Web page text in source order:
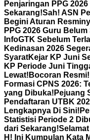
Penjaringan PPG
Sekarang!Sah! ASN
Begini Aturan
PPG 2026 Guru
InfoGTK Sebelum
Kedinasan 2026
SyaratKejar KP Juni
KP Periode Juni
Lewat! Bocoran
Formasi CPNS 2026:
yang Dibuka! Pejuang
Pendaftaran UTBK
Lengkapnya Di Sini!
Statistisi Periode 2
dari Sekarang!
H! Ini Kumpulan Kata